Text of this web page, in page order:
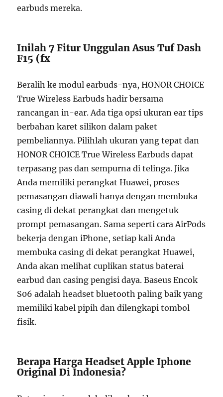
earbuds mereka.
Inilah 7 Fitur Unggulan Asus Tuf Dash
F15 (fx
Beralih ke modul earbuds-nya, HONOR CHOICE
True Wireless Earbuds hadir bersama
rancangan in-ear. Ada tiga opsi ukuran ear tips
berbahan karet silikon dalam paket
pembeliannya. Pilihlah ukuran yang tepat dan
HONOR CHOICE True Wireless Earbuds dapat
terpasang pas dan sempurna di telinga. Jika
Anda memiliki perangkat Huawei, proses
pemasangan diawali hanya dengan membuka
casing di dekat perangkat dan mengetuk
prompt pemasangan. Sama seperti cara AirPods
bekerja dengan iPhone, setiap kali Anda
membuka casing di dekat perangkat Huawei,
Anda akan melihat cuplikan status baterai
earbud dan casing pengisi daya. Baseus Encok
S06 adalah headset bluetooth paling baik yang
memiliki kabel pipih dan dilengkapi tombol
fisik.
Berapa Harga Headset Apple Iphone
Original Di Indonesia?